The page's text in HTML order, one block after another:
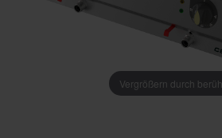
Vergrößern durch